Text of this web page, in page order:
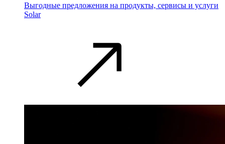
Выгодные предложения на продукты, сервисы и услуги
Solar